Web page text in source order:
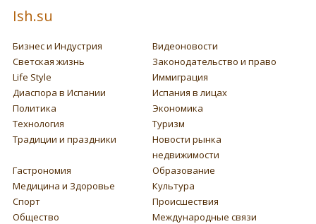
Ish.su
Бизнес и Индустрия
Видеоновости
Светская жизнь
Законодательство и право
Life Style
Иммиграция
Диаспора в Испании
Испания в лицах
Политика
Экономика
Технология
Туризм
Традиции и праздники
Новости рынка
недвижимости
Гастрономия
Образование
Медицина и Здоровье
Культура
Спорт
Происшествия
Общество
Международные связи